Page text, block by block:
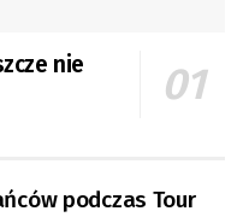
nie
podczas Tour